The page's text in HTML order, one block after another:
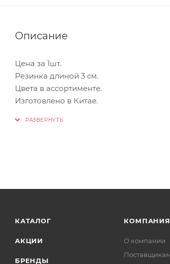
Описание
Цена за 1шт.
Резинка длиной 3 см.
Цвета в ассортименте.
Изготовлено в Китае.
КАТАЛОГ
АКЦИИ
БРЕНДЫ
КОМПАНИЯ
О компании
Поставщикам